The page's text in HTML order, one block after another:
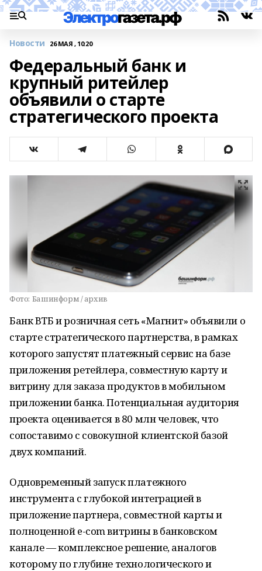
Новости 26 МАЯ , 10:20
Федеральный банк и
крупный ритейлер
объявили о старте
стратегического проекта
Фото: Башинформ / архив
Банк ВТБ и розничная сеть «Магнит» объявили о
старте стратегического партнерства, в рамках
которого запустят платежный сервис на базе
приложения ретейлера, совместную карту и
витрину для заказа продуктов в мобильном
приложении банка. Потенциальная аудитория
проекта оценивается в 80 млн человек, что
сопоставимо с совокупной клиентской базой
двух компаний.
Одновременный запуск платежного
инструмента с глубокой интеграцией в
приложение партнера, совместной карты и
полноценной e-com витрины в банковском
канале — комплексное решение, аналогов
которому по глубине технологического и